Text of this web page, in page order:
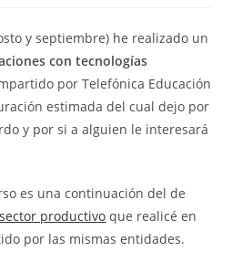
y septiembre) he realizado un
con tecnologías
por Telefónica Educación
estimada del cual dejo por
y por si a alguien le interesará
es una continuación del de
productivo que realicé en
por las mismas entidades.